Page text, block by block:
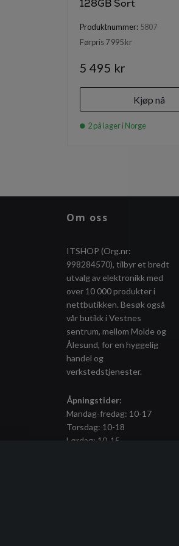
128GB Sort
Produktnummer: 5807
Førpris 7 995 kr
5 495 kr
Kjøp nå
2 på lager i Norge
Om oss
ITSHOP (Org.nr:
998284570), tilbyr et bredt
utvalg av elektronikk med
over 10 000 produkter i
nettbutikken. Besøk også
vår butikk i Vestnes
sentrum, mellom Molde og
Ålesund, for en hyggelig
handel og
verkstedstjenester.
Åpningstider:
Mandag-fredag: 10-17
Torsdag: 10-18
Lørdag: 10-15